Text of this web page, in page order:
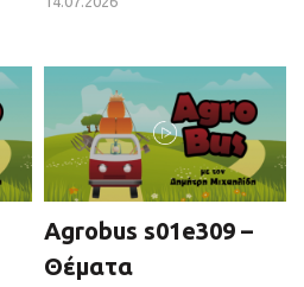
Agrobus s01e309 –
Θέματα